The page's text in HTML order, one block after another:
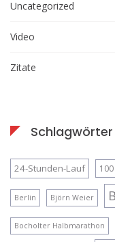
Uncategorized
Video
Zitate
Schlagwörter
24-Stunden-Lauf
Berlin Björn Weier
Bocholter Halbmarathon